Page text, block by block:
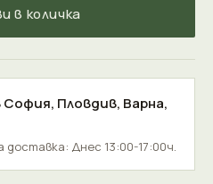
в количка
София, Пловдив, Варна,
доставка: Днес 13:00-17:00ч.